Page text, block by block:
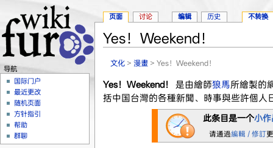
Yes！Weekend！
文化 >漫畫 > Yes！Weekend！
Yes！Weekend！ 是由繪師狼馬所繪製的
括中国台灣的各種新聞、時事與些許個人
此条目是一个小作
请通過編輯 / 修訂
页面 讨论 编辑 历史 不转换
导航
国际门户
最近更改
随机页面
方针指引
帮助
群聊